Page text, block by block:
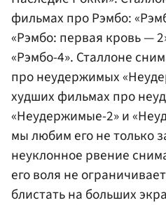
фильмах про Рэмбо:
«Рэмбо: первая кровь —
«Рэмбо-4». Сталлоне
про неудержимых
худших фильмах про
«Неудержимые-2» и
мы любим его не только
неуклонное рвение
его воля не
блистать на больших